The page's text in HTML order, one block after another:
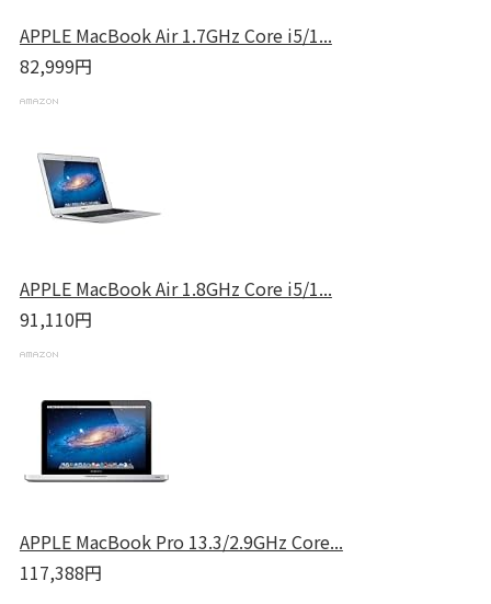
APPLE MacBook Air 1.7GHz Core i5/1...
82,999円
APPLE MacBook Air 1.8GHz Core i5/1...
91,110円
APPLE MacBook Pro 13.3/2.9GHz Core...
117,388円